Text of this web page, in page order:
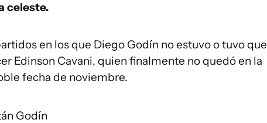
celeste.
en los que Diego Godín no estuvo o tuvo que
Edinson Cavani, quien finalmente no quedó en la
fecha de noviembre.
Godín